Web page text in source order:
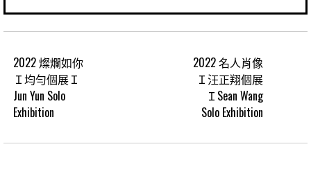
2022 燦爛如你
Ｉ均勻個展Ｉ
Jun Yun Solo
Exhibition
2022 名人肖像
Ｉ汪正翔個展
ＩSean Wang
Solo Exhibition